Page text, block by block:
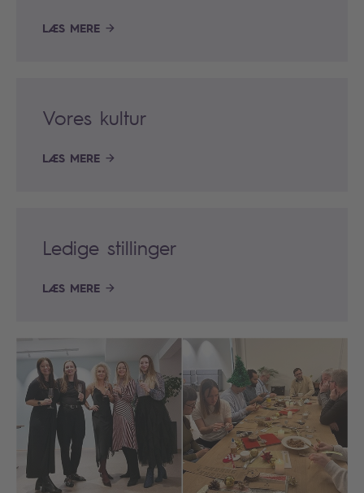
LÆS MERE
Vores kultur
LÆS MERE
Ledige stillinger
LÆS MERE